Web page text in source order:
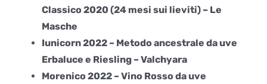
Classico 2020 (24 mesi sui lieviti) – Le
Masche
Iunicorn 2022 – Metodo ancestrale da uve
Erbaluce e Riesling – Valchyara
Morenico 2022 – Vino Rosso da uve